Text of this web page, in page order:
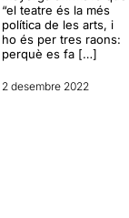
“el teatre és la més
política de les arts, i
ho és per tres raons:
perquè es fa […]
2 desembre 2022